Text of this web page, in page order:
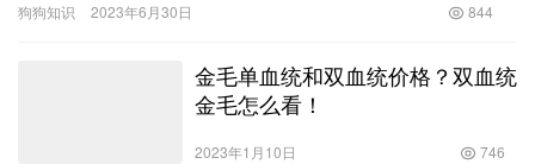
不过，…
狗狗知识 2023年6月30日 844
金毛单血统和双血统价格？双血统
金毛怎么看！
2023年1月10日 746